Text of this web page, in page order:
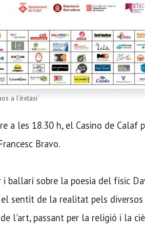
a l’èxtasi'
a les 18.30 h, el Casino de Calaf
Bravo.
i ballarí sobre la poesia del físic
sentit de la realitat pels
l'art, passant per la religió i la